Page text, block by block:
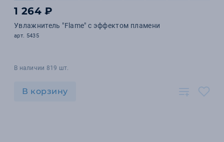
1 264 ₽
Увлажнитель "Flame" с эффектом пламени
арт. 5435
В наличии 819 шт.
В корзину